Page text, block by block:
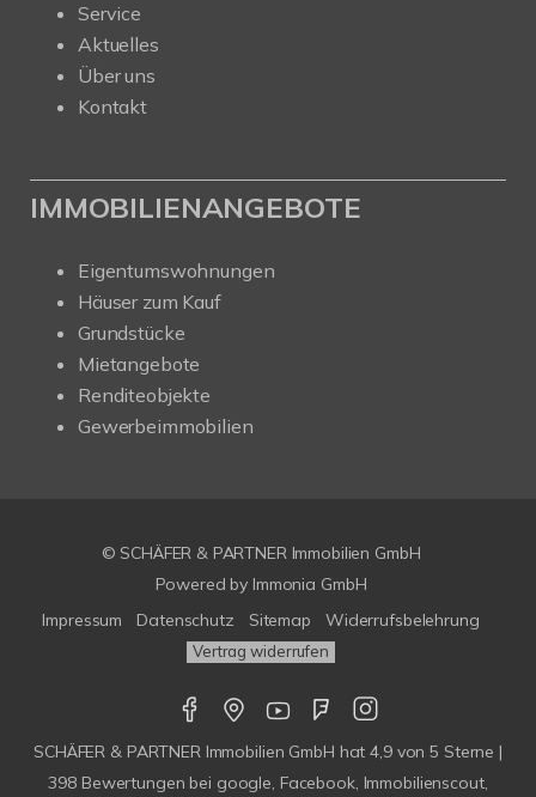
Service
Aktuelles
Über uns
Kontakt
IMMOBILIENANGEBOTE
Eigentumswohnungen
Häuser zum Kauf
Grundstücke
Mietangebote
Renditeobjekte
Gewerbeimmobilien
© SCHÄFER & PARTNER Immobilien GmbH
Powered by Immonia GmbH
Impressum
Datenschutz Sitemap Widerrufsbelehrung
Vertrag widerrufen
SCHÄFER & PARTNER Immobilien GmbH hat4,9von5 Sterne |
398 Bewertungen bei google, Facebook, Immobilienscout,